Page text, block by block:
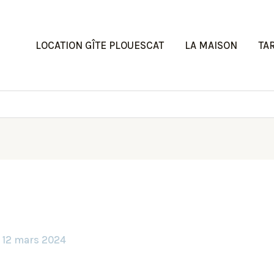
LOCATION GÎTE PLOUESCAT LA MAISON
12 mars 2024